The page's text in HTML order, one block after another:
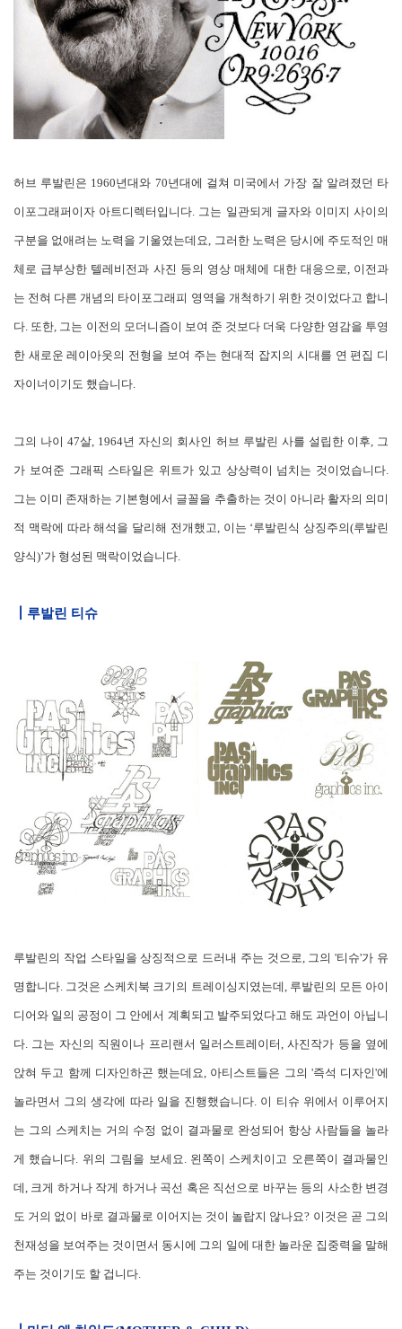
허브 루발린은 1960년대와 70년대에 걸쳐 미국에서 가장 잘 알려졌던 타
이포그래퍼이자 아트디렉터입니다. 그는 일관되게 글자와 이미지 사이의
구분을 없애려는 노력을 기울였는데요, 그러한 노력은 당시에 주도적인 매
체로 급부상한 텔레비전과 사진 등의 영상 매체에 대한 대응으로, 이전과
는 전혀 다른 개념의 타이포그래피 영역을 개척하기 위한 것이었다고 합니
다. 또한, 그는 이전의 모더니즘이 보여 준 것보다 더욱 다양한 영감을 투영
한 새로운 레이아웃의 전형을 보여 주는 현대적 잡지의 시대를 연 편집 디
자이너이기도 했습니다.
그의 나이 47살, 1964년 자신의 회사인 허브 루발린 사를 설립한 이후, 그
가 보여준 그래픽 스타일은 위트가 있고 상상력이 넘치는 것이었습니다.
그는 이미 존재하는 기본형에서 글꼴을 추출하는 것이 아니라 활자의 의미
적 맥락에 따라 해석을 달리해 전개했고, 이는 ‘루발린식 상징주의(루발린
양식)’가 형성된 맥락이었습니다.
┃루발린 티슈
루발린의 작업 스타일을 상징적으로 드러내 주는 것으로, 그의 '티슈'가 유
명합니다. 그것은 스케치북 크기의 트레이싱지였는데, 루발린의 모든 아이
디어와 일의 공정이 그 안에서 계획되고 발주되었다고 해도 과언이 아닙니
다. 그는 자신의 직원이나 프리랜서 일러스트레이터, 사진작가 등을 옆에
앉혀 두고 함께 디자인하곤 했는데요, 아티스트들은 그의 '즉석 디자인'에
놀라면서 그의 생각에 따라 일을 진행했습니다. 이 티슈 위에서 이루어지
는 그의 스케치는 거의 수정 없이 결과물로 완성되어 항상 사람들을 놀라
게 했습니다. 위의 그림을 보세요. 왼쪽이 스케치이고 오른쪽이 결과물인
데, 크게 하거나 작게 하거나 곡선 혹은 직선으로 바꾸는 등의 사소한 변경
도 거의 없이 바로 결과물로 이어지는 것이 놀랍지 않나요? 이것은 곧 그의
천재성을 보여주는 것이면서 동시에 그의 일에 대한 놀라운 집중력을 말해
주는 것이기도 할 겁니다.